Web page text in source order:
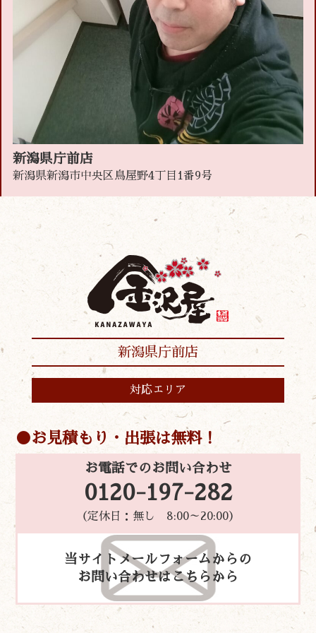
新潟県庁前店
新潟県新潟市中央区鳥屋野4丁目1番9号
新潟県庁前店
対応エリア
お見積もり・出張は無料！
お電話でのお問い合わせ
0120-197-282
（定休日：無し 8:00～20:00）
当サイトメールフォームからの
お問い合わせはこちらから